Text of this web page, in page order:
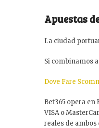
Apuestas
La ciudad
Si combinamos
Dove Fare
Bet365 opera en
VISA o
reales de